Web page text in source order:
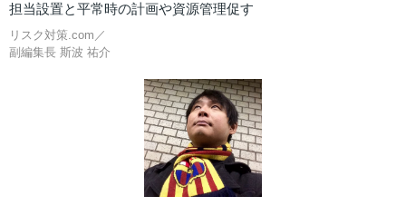
担当設置と平常時の計画や資源管理促す
リスク対策.com／
副編集長 斯波 祐介